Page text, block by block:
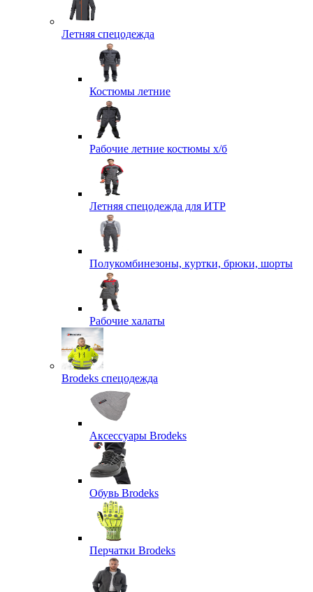
Летняя спецодежда
Костюмы летние
Рабочие летние костюмы х/б
Летняя спецодежда для ИТР
Полукомбинезоны, куртки, брюки, шорты
Рабочие халаты
Brodeks спецодежда
Аксессуары Brodeks
Обувь Brodeks
Перчатки Brodeks